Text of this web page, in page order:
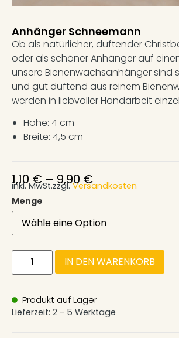
Anhänger Schneemann
Ob als natürlicher, duftender
oder als schöner Anhänger auf
unsere Bienenwachsanhänger sind
und gut duftend aus reinem
werden in liebvoller Handarbeit
Höhe: 4 cm
Breite: 4,5 cm
1,10€– 9,90 €
inkl. MwSt.zzgl.Versandkosten
Menge
IN DEN WARENKORB
Produkt auf Lager
Lieferzeit: 2 - 5 Werktage